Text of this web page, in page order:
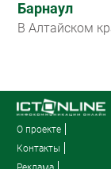
Барнаул
В Алтайском
О проекте
Контакты